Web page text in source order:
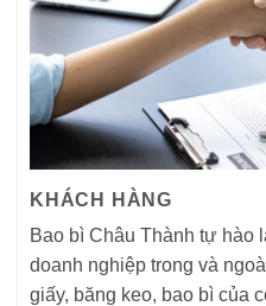
KHÁCH HÀNG
Bao bì Châu Thành tự hào
doanh nghiệp trong và
giấy, băng keo, bao bì của